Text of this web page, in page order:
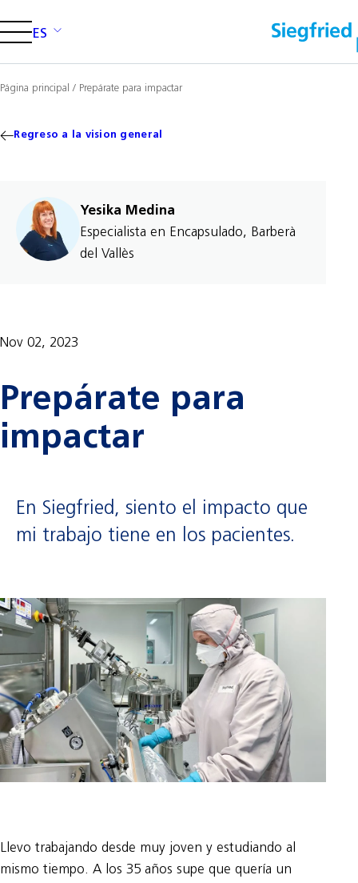
Insights
development
Careers
Careers
ES
Página principal / Prepárate para impactar
Regreso a la vision general
Yesika Medina
Especialista en Encapsulado, Barberà
del Vallès
Nov 02, 2023
Prepárate para
impactar
En Siegfried, siento el impacto que
mi trabajo tiene en los pacientes.
Llevo trabajando desde muy joven y estudiando al
mismo tiempo. A los 35 años supe que quería un